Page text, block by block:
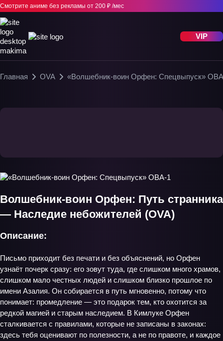
Смотрите аниме без рекламы от 200 ₽ /мес
VIP
Главная OVA «Волшебник-воин Орфен: Спецвыпуск»
Волшебник-воин Орфен: Путь странника
— Наследие небожителей (OVA)
Описание:
Письмо приходит без печати и без объяснений, но Орфен
узнаёт почерк сразу: его зовут туда, где слишком много храмов,
слишком мало честных людей и слишком близко прошлое по
имени Азалия. Он собирается в путь мгновенно, потому что
понимает: промедление — это подарок тем, кто охотится за
редкой магией и старым наследием. В Кимлуке Орфен
сталкивается с правилами, которые не записаны в законах:
здесь тебя оценивают по полезности, а не по правоте, и каждое